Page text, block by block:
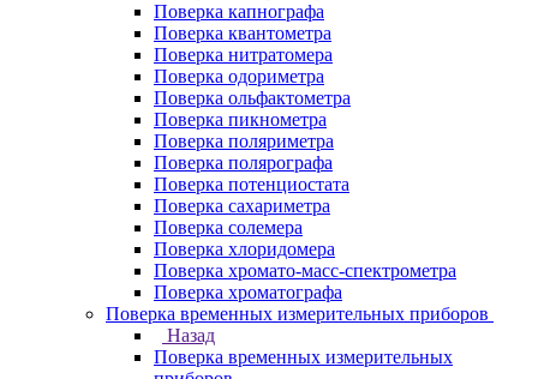
Поверка капнографа
Поверка квантометра
Поверка нитратомера
Поверка одориметра
Поверка ольфактометра
Поверка пикнометра
Поверка поляриметра
Поверка полярографа
Поверка потенциостата
Поверка сахариметра
Поверка солемера
Поверка хлоридомера
Поверка хромато-масс-спектрометра
Поверка хроматографа
Поверка временных измерительных приборов
Назад
Поверка временных измерительных